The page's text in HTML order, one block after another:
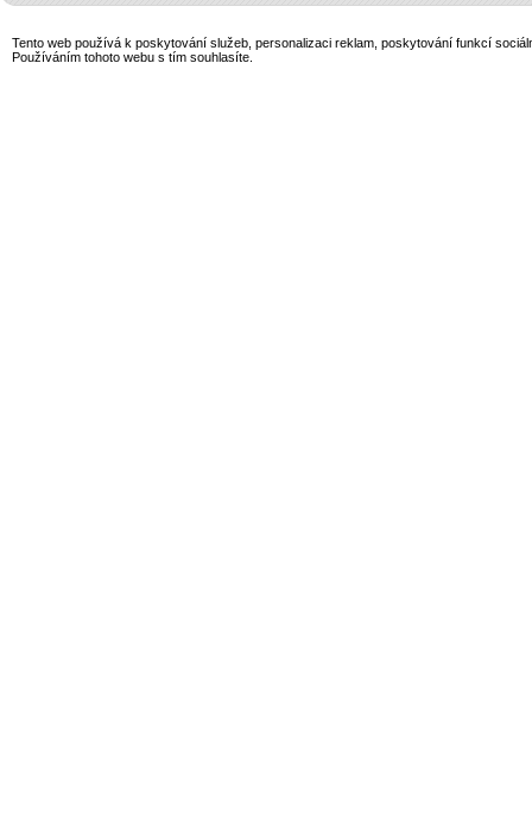
Tento web používá k poskytování služeb, personalizaci reklam, poskytování funkcí
Používáním tohoto webu s tím souhlasíte.